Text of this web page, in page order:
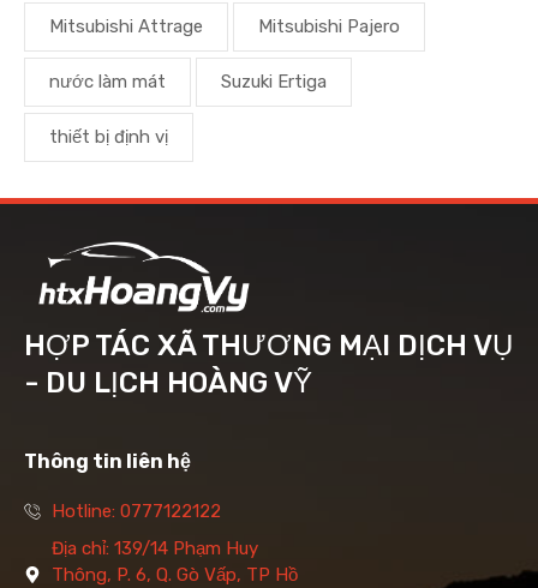
Mitsubishi Attrage Mitsubishi Pajero
nước làm mát Suzuki Ertiga
thiết bị định vị
HỢP TÁC XÃ THƯƠNG MẠI DỊCH VỤ
- DU LỊCH HOÀNG VỸ
Thông tin liên hệ
Hotline: 0777122122
Địa chỉ: 139/14 Phạm Huy
Thông, P. 6, Q. Gò Vấp, TP Hồ